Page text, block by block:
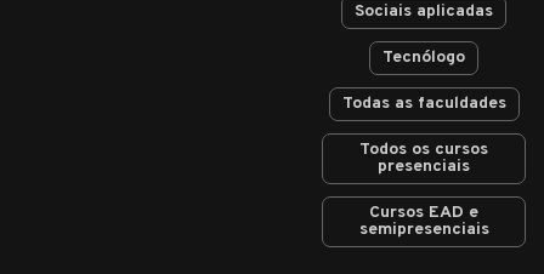
Sociais aplicadas
Tecnólogo
Todas as faculdades
Todos os cursos
presenciais
Cursos EAD e
semipresenciais